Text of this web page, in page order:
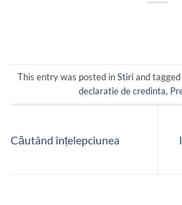
This entry was posted inStiriand tagged
declaratie de credinta,
Căutând înțelepciunea